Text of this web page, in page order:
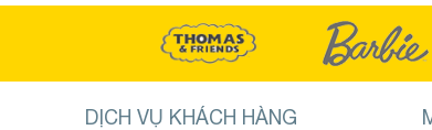
DỊCH VỤ KHÁCH HÀNG